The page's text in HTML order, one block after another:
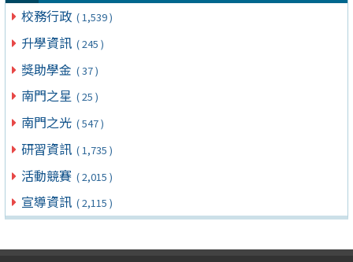
校務行政 ( 1,539 )
升學資訊 ( 245 )
獎助學金 ( 37 )
南門之星 ( 25 )
南門之光 ( 547 )
研習資訊 ( 1,735 )
活動競賽 ( 2,015 )
宣導資訊 ( 2,115 )